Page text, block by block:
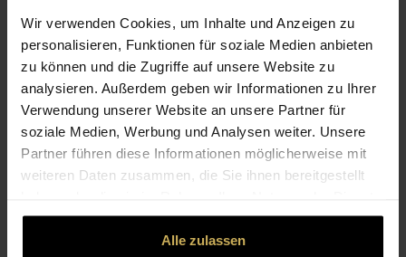
Wir verwenden Cookies, um Inhalte und Anzeigen zu
personalisieren, Funktionen für soziale Medien anbieten
zu können und die Zugriffe auf unsere Website zu
analysieren. Außerdem geben wir Informationen zu Ihrer
Verwendung unserer Website an unsere Partner für
soziale Medien, Werbung und Analysen weiter. Unsere
Partner führen diese Informationen möglicherweise mit
weiteren Daten zusammen, die Sie ihnen bereitgestellt
gesammelt haben.
Alle zulassen
ÖFFNUNGSZEITEN
LEISTUNGEN
ÜBER UNS
Willkommen bei Blumen Müller
Seit 1919 ist Blumen Müller Ihr Florist in Stuttgart. Unsere